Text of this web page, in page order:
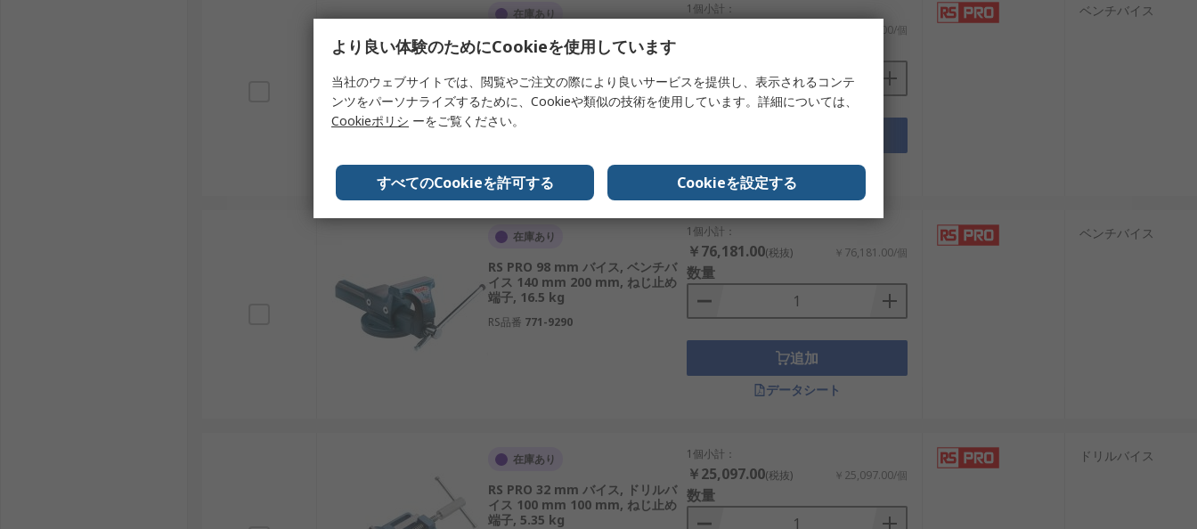
在庫あり
RS PRO 100 mm バイス, ベンチバ
イス 15 mm 190 mm, ねじ止め端
子, 17 kg
RS品番 771-9297
1個小計：
￥65,464.00/個
データシート
ベンチバイス
在庫あり
RS PRO 98 mm バイス, ベンチバ
イス 140 mm 200 mm, ねじ止め
端子, 16.5 kg
RS品番 771-9290
1個小計：
￥76,181.00(税抜) ￥76,181.00/個
数量
追加
データシート
ベンチバイス
在庫あり
RS PRO 32 mm バイス, ドリルバ
イス 100 mm 100 mm, ねじ止め
端子, 5.35 kg
1個小計：
￥25,097.00(税抜) ￥25,097.00/個
数量
ドリルバイス
より良い体験のためにCookieを使用しています
当社のウェブサイトでは、閲覧やご注文の際により良いサービスを提供し、表示されるコンテ
ンツをパーソナライズするために、Cookieや類似の技術を使用しています。詳細については、
Cookieポリシ ーをご覧ください。
すべてのCookieを許可する Cookieを設定する